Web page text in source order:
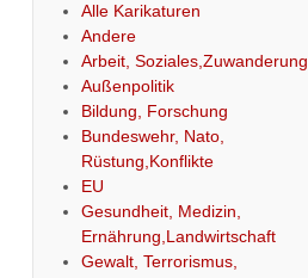
Alle Karikaturen
Andere
Arbeit, Soziales,Zuwanderung
Außenpolitik
Bildung, Forschung
Bundeswehr, Nato,
Rüstung,Konflikte
EU
Gesundheit, Medizin,
Ernährung,Landwirtschaft
Gewalt, Terrorismus,